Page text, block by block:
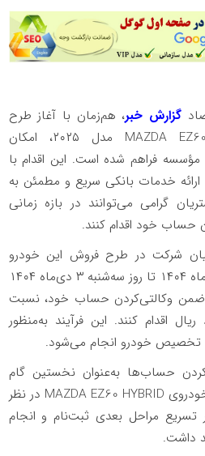
گزارش خبر، هم‌زمان با آغاز طرح
فروش خودروی MAZDA EZ60 HYBRID مدل ۲۰۲۵، امکان
فراهم شده است. این اقدام با
خدمات بانکی سریع و مطمئن به
گرامی می‌توانند در بازه زمانی
حساب خود اقدام کنند.
شرکت در طرح فروش این خودرو
می‌توانند از روز یکشنبه ۳۰ آذرماه ۱۴۰۴ تا روز سه‌شنبه ۳ دی‌ماه ۱۴۰۴
ضمن وکالتی‌کردن حساب خود، نسبت
مبلغ ۵ میلیارد ریال اقدام کنند. این فرآیند به‌منظور
تخصیص خودرو انجام می‌شود.
حساب‌ها به‌عنوان نخستین گام
برای مشارکت در طرح فروش خودروی MAZDA EZ60 HYBRID در نظر
مراحل بعدی ثبت‌نام و انجام
داشت.